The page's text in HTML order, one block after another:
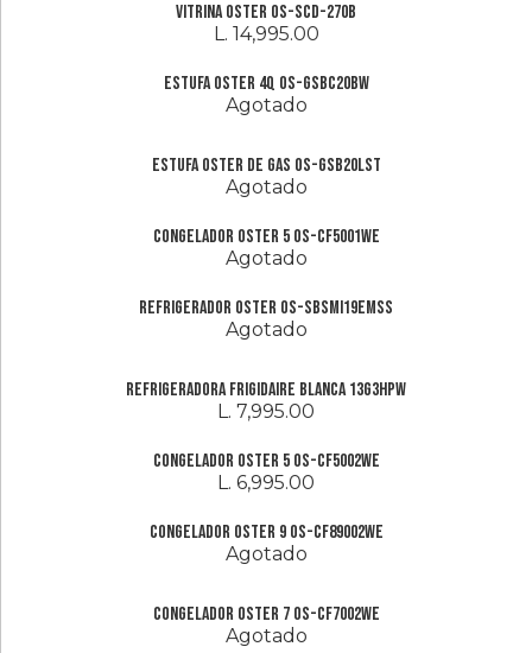
Vitrina Oster OS-SCD-270B
L. 14,995.00
Estufa Oster 4Q OS-GSBC20BW
Agotado
EStufa Oster de Gas OS-GSB20LST
Agotado
Congelador Oster 5 OS-CF5001WE
Agotado
Refrigerador Oster OS-SBSMI19EMSS
Agotado
Refrigeradora Frigidaire Blanca 13G3HPW
L. 7,995.00
Congelador Oster 5 OS-CF5002WE
L. 6,995.00
Congelador Oster 9 OS-CF89002WE
Agotado
Congelador Oster 7 OS-CF7002WE
Agotado